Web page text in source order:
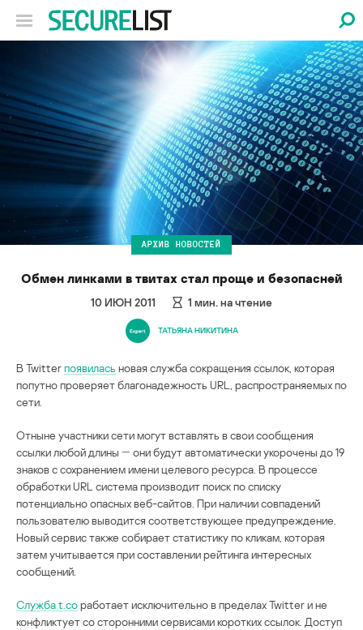
АРХИВ НОВОСТЕЙ
Обмен линками в твитах стал проще и безопасней
10 ИЮН 2011 1 мин. на чтение
ТАТЬЯНА НИКИТИНА
В Twitterпоявилась новая служба сокращения ссылок, которая
попутно проверяет благонадежность URL, распространяемых по
сети.
Отныне участники сети могут вставлять в свои сообщения
ссылки любой длины ― они будут автоматически укорочены до 19
знаков с сохранением имени целевого ресурса. В процессе
обработки URL система производит поиск по списку
потенциально опасных веб-сайтов. При наличии совпадений
пользователю выводится соответствующее предупреждение.
Новый сервис также собирает статистику по кликам, которая
затем учитывается при составлении рейтинга интересных
сообщений.
Служба t.coработает исключительно в пределах Twitter и не
конфликтует со сторонними сервисами коротких ссылок. Доступ